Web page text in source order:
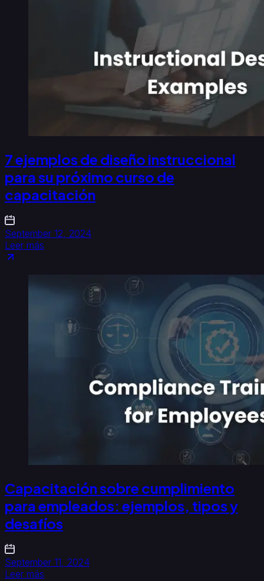
7 ejemplos de diseño instruccional
para su próximo curso de
capacitación
September 12, 2024
Leer más
Capacitación sobre cumplimiento
para empleados: ejemplos, tipos y
desafíos
September 11, 2024
Leer más